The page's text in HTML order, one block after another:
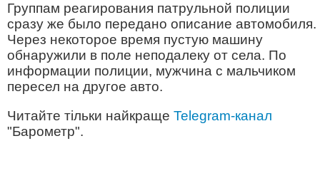
Группам реагирования патрульной полиции
сразу же было передано описание автомобиля.
Через некоторое время пустую машину
обнаружили в поле неподалеку от села. По
информации полиции, мужчина с мальчиком
пересел на другое авто.
Читайте тільки найкраще Telegram-канал
"Барометр".